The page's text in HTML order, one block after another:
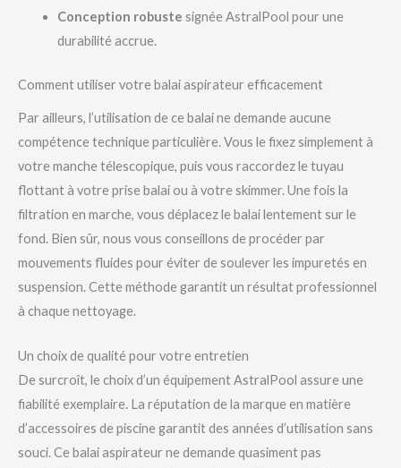
Conception robuste signée AstralPool pour une
durabilité accrue.
Comment utiliser votre balai aspirateur efficacement
Par ailleurs, l’utilisation de ce balai ne demande aucune
compétence technique particulière. Vous le fixez simplement à
votre manche télescopique, puis vous raccordez le tuyau
flottant à votre prise balai ou à votre skimmer. Une fois la
filtration en marche, vous déplacez le balai lentement sur le
fond. Bien sûr, nous vous conseillons de procéder par
mouvements fluides pour éviter de soulever les impuretés en
suspension. Cette méthode garantit un résultat professionnel
à chaque nettoyage.
Un choix de qualité pour votre entretien
De surcroît, le choix d’un équipement AstralPool assure une
fiabilité exemplaire. La réputation de la marque en matière
d’accessoires de piscine garantit des années d’utilisation sans
souci. Ce balai aspirateur ne demande quasiment pas